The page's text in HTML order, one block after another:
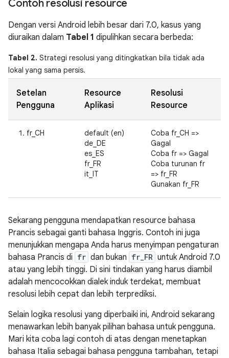
Contoh resolusi resource
Dengan versi Android lebih besar dari 7.0, kasus yang
diuraikan dalam Tabel 1 dipulihkan secara berbeda:
Tabel 2. Strategi resolusi yang ditingkatkan bila tidak ada
lokal yang sama persis.
Setelan
Pengguna
Resource
Aplikasi
Resolusi
Resource
fr_CH
default (en)
de_DE
es_ES
fr_FR
it_IT
Coba fr_CH =>
Gagal
Coba fr => Gagal
Coba turunan fr
=> fr_FR
Gunakan fr_FR
Sekarang pengguna mendapatkan resource bahasa
Prancis sebagai ganti bahasa Inggris. Contoh ini juga
menunjukkan mengapa Anda harus menyimpan pengaturan
bahasa Prancis di fr dan bukan fr_FR untuk Android 7.0
atau yang lebih tinggi. Di sini tindakan yang harus diambil
adalah mencocokkan dialek induk terdekat, membuat
resolusi lebih cepat dan lebih terprediksi.
Selain logika resolusi yang diperbaiki ini, Android sekarang
menawarkan lebih banyak pilihan bahasa untuk pengguna.
Mari kita coba lagi contoh di atas dengan menetapkan
bahasa Italia sebagai bahasa pengguna tambahan, tetapi